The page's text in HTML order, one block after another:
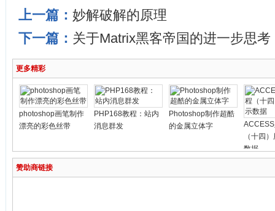
上一篇： 妙解破解的原理
下一篇： 关于Matrix黑客帝国的进一步思考
更多精彩
photoshop画笔制作
漂亮的彩色丝带
PHP168教程：站内
消息群发
Photoshop制作超酷
的金属立体字
（十四
数据
赞助商链接